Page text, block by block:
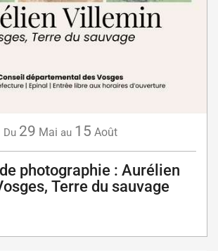
Du 29 Mai au 15 Août
photographie : Aurélien
Terre du sauvage